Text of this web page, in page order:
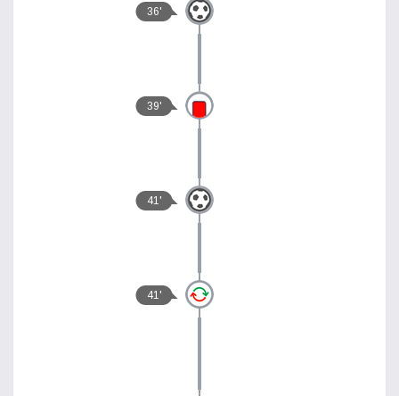
36'
39'
41'
41'